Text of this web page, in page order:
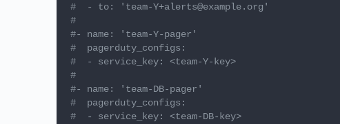
#  - to: 'team-Y+alerts@example.org'
#
#- name: 'team-Y-pager'
#  pagerduty_configs:
#  - service_key: <team-Y-key>
#
#- name: 'team-DB-pager'
#  pagerduty_configs:
#  - service_key: <team-DB-key>